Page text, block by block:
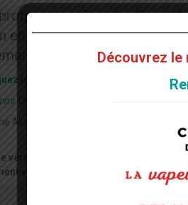
via notre lien,
en tant que partenaire (vive
Cilou vous a
ici pour découvrir le Programme
Cilou en vidéo
Académie est un programme de
véritable aisance pour manipuler les
votre santé et votre vitalité avec
Cadeaux de la part de
Découvrez le